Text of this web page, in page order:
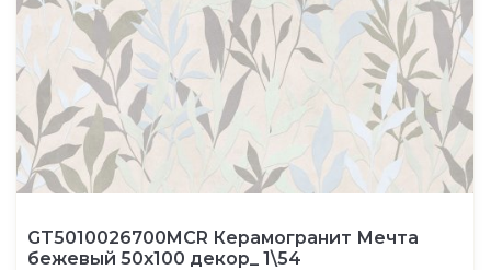
GT5010026700MСR Керамогранит Мечта
бежевый 50x100 декор_ 1\54